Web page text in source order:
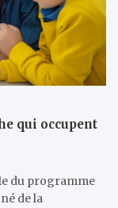
qui occupent
du programme
de la